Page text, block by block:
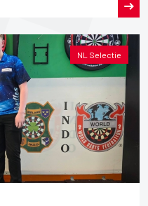
NL Selectie